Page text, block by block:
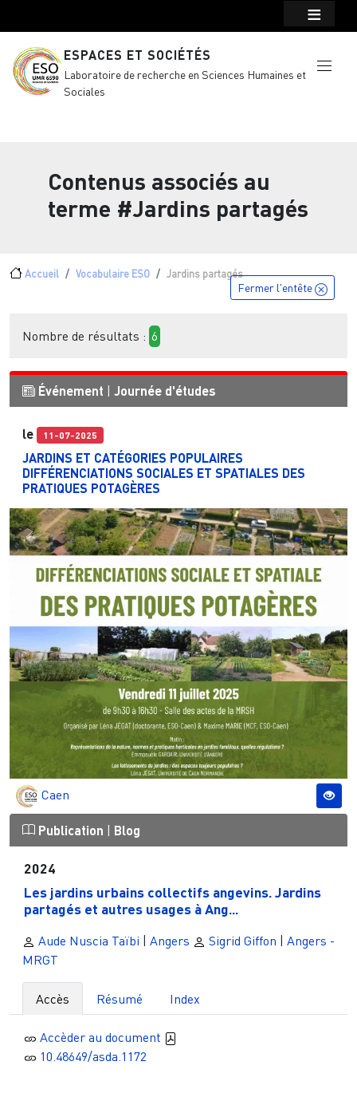
ESPACES ET SOCIÉTÉS
Laboratoire de recherche en Sciences Humaines et
Sociales
Contenus associés au
terme #Jardins partagés
Fil d'Ariane
Accueil Vocabulaire ESO Jardins partagés
Fermer l'entête
Nombre de résultats : 6
Événement Journée d'études
le 11-07-2025
JARDINS ET CATÉGORIES POPULAIRES
DIFFÉRENCIATIONS SOCIALES ET SPATIALES DES
PRATIQUES POTAGÈRES
Caen
Publication | Blog
2024
Les jardins urbains collectifs angevins. Jardins
partagés et autres usages à Ang...
Aude Nuscia Taïbi Angers Sigrid Giffon
Angers -
MRGT
Accès Résumé Index
Accèder au document
10.48649/asda.1172